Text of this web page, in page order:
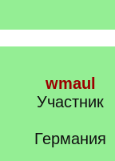
wmaul
Участник
Германия